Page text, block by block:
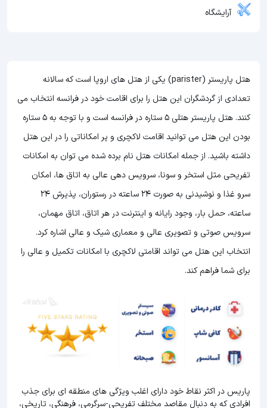
آرایشگاه
هتل پاریستر (parister) یکی از هتل های اروپا است که سالانه
تعدادی از گردشگران این هتل را برای اقامت خود در فرانسه انتخاب می
کنند. هتل پاریستر هتلی 5 ستاره در فرانسه است و با توجه به 5 ستاره
بودن این هتل می توانید اقامت لاکچری و پر امکاناتی را در این هتل
داشته باشید. از جمله امکانات هتل نام برده شده می توان به امکانات
تفریحی مثل استخر و سونا، سرویس دهی عالی به اتاق ها، امکان
سرو غذا و نوشیدنی به صورت 24 ساعته در رستوران، پذیرش 24
ساعته، حمل بار، وجود رایانه و اینترنت در هر اتاق، اتاق مهمان،
سرویس صوتی و تصویری عالی و معماری شیک و عالی اشاره کرد.
انتخاب این هتل می تواند اقامتی لاکچری با امکانات تکمیل و عالی را
برای شما فراهم کند.
پاریس در اکثر نقاط خود دارای اغلب ویژگی های منطقه ای برای جذب
افرادی که به دنبال مقاصد مختلف تفریحی-سرگرمی، فرهنگی، تاریخی،